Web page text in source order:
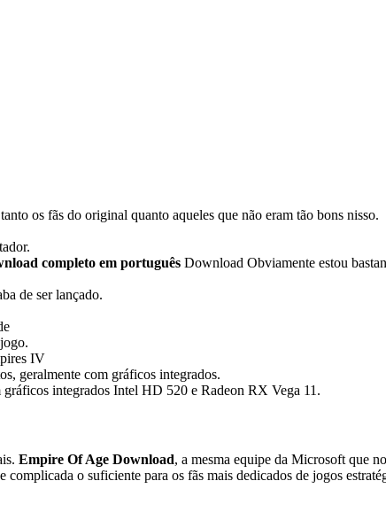
os fãs do original quanto aqueles que não eram tão bons nisso.
completo em português Download Obviamente estou
de ser lançado.
IV
geralmente com gráficos integrados.
gráficos integrados Intel HD 520 e Radeon RX Vega 11.
Empire Of Age Download, a mesma equipe da Microsoft que
o suficiente para os fãs mais dedicados de jogos